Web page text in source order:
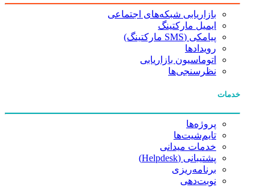
بازاریابی شبکه‌های اجتماعی
ایمیل مارکتینگ
پیامکی (SMS مارکتینگ)
رویدادها
اتوماسیون بازاریابی
نظرسنجی‌ها
خدمات
پروژه‌ها
تایم‌شیت‌ها
خدمات میدانی
پشتیبانی (Helpdesk)
برنامه‌ریزی
نوبت‌دهی